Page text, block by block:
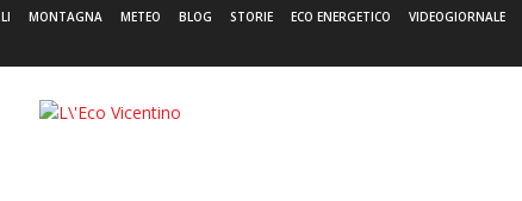
MONTAGNA METEO BLOG STORIE ECO ENERGETICO VIDEOGIORNALE
L'Eco